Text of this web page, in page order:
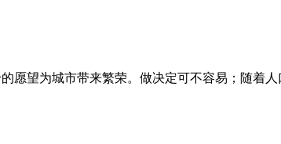
望为城市带来繁荣。做决定可不容易；随着